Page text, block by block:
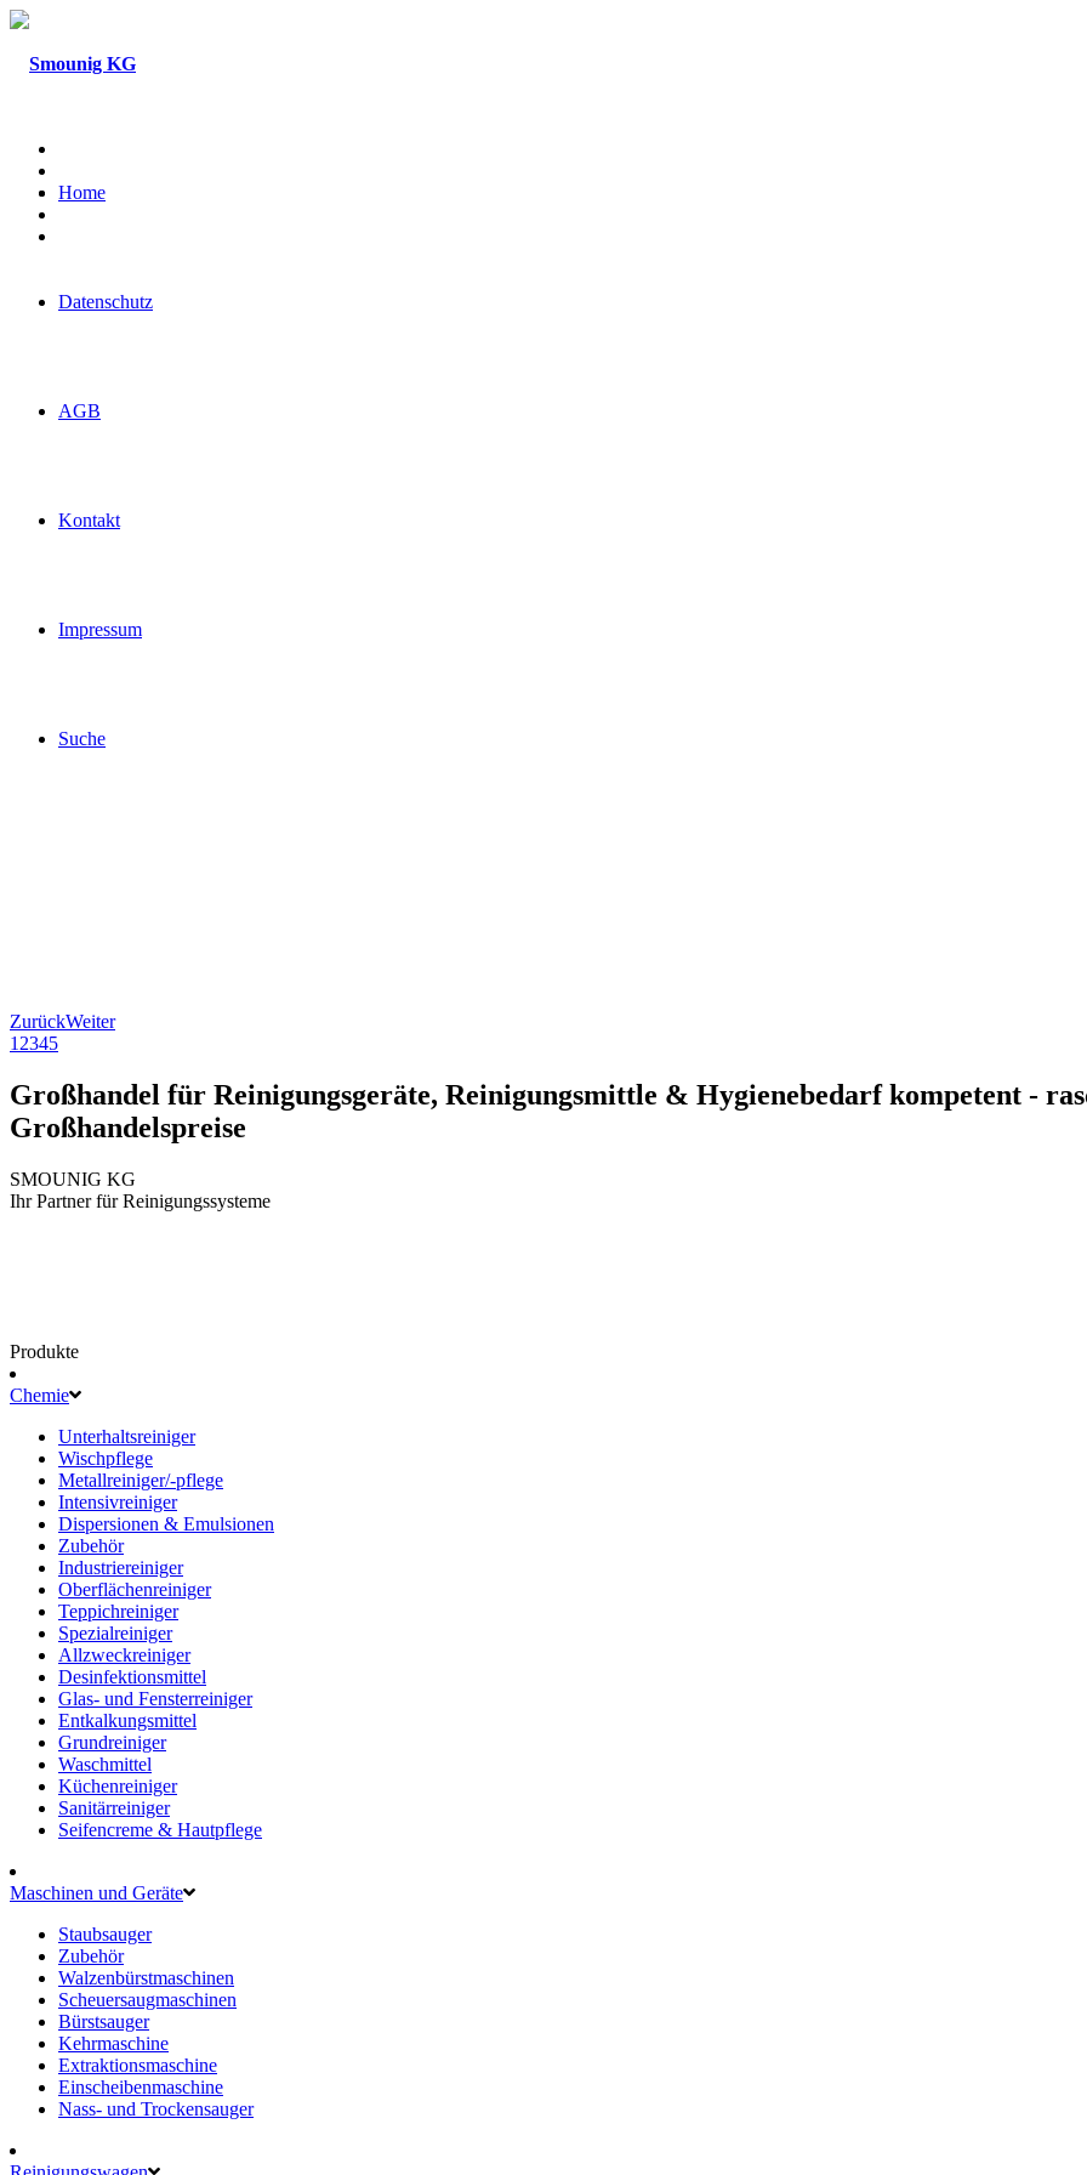
Home
Datenschutz
AGB
Kontakt
Impressum
Suche
ZurückWeiter
12345
Großhandel für Reinigungsgeräte, Reinigungsmittle & Hygienebedarf kompetent -
Großhandelspreise
SMOUNIG KG
Ihr Partner für Reinigungssysteme
Produkte
Chemie
Unterhaltsreiniger
Wischpflege
Metallreiniger/-pflege
Intensivreiniger
Dispersionen & Emulsionen
Zubehör
Industriereiniger
Oberflächenreiniger
Teppichreiniger
Spezialreiniger
Allzweckreiniger
Desinfektionsmittel
Glas- und Fensterreiniger
Entkalkungsmittel
Grundreiniger
Waschmittel
Küchenreiniger
Sanitärreiniger
Seifencreme & Hautpflege
Maschinen und Geräte
Staubsauger
Zubehör
Walzenbürstmaschinen
Scheuersaugmaschinen
Bürstsauger
Kehrmaschine
Extraktionsmaschine
Einscheibenmaschine
Nass- und Trockensauger